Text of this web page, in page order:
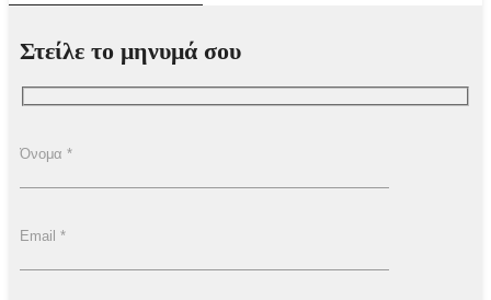
Στείλε το μηνυμά σου